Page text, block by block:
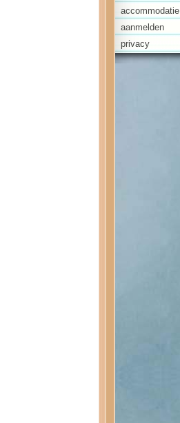
accommodatie
aanmelden
privacy